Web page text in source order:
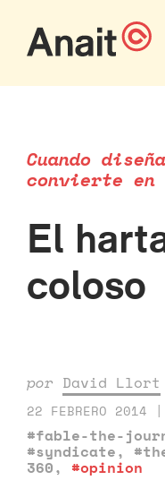
Cuando
convierte
El
coloso
por David Llort
22 FEBRERO 2014
#fable-the-
#syndicate,
360, #opinion